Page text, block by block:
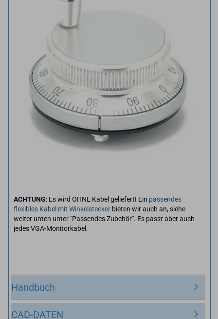
ACHTUNG: Es wird OHNE Kabel geliefert! Ein passendes
flexibles Kabel mit Winkelstecker bieten wir auch an, siehe
weiter unten unter "Passendes Zubehör". Es passt aber auch
jedes VGA-Monitorkabel.
Handbuch
CAD-DATEN